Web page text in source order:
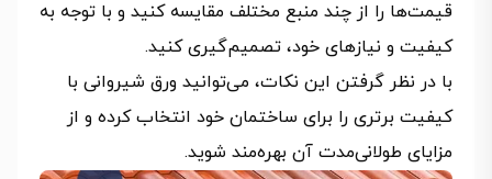
قیمت‌ها را از چند منبع مختلف مقایسه کنید و با توجه به
کیفیت و نیازهای خود، تصمیم‌گیری کنید.
با در نظر گرفتن این نکات، می‌توانید ورق شیروانی با
کیفیت برتری را برای ساختمان خود انتخاب کرده و از
مزایای طولانی‌مدت آن بهره‌مند شوید.